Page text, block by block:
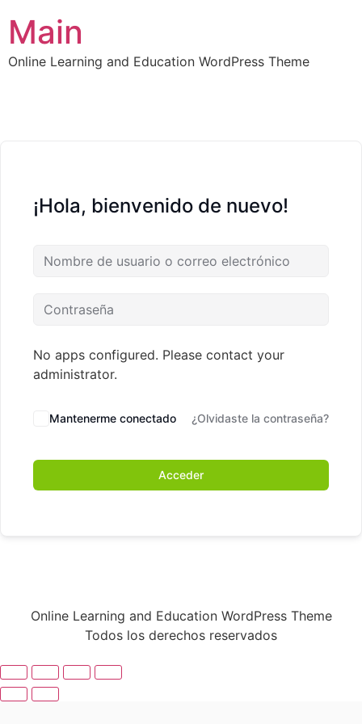
Main
Online Learning and Education WordPress Theme
¡Hola, bienvenido de nuevo!
No apps configured. Please contact your
administrator.
Mantenerme conectado ¿Olvidaste la contraseña?
Acceder
Online Learning and Education WordPress Theme
Todos los derechos reservados